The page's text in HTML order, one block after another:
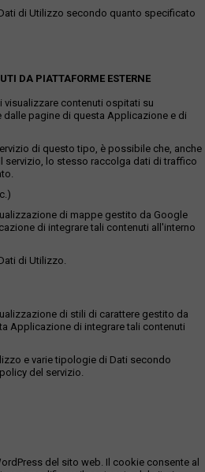
di Utilizzo secondo quanto specificato
DA PIATTAFORME ESTERNE
visualizzare contenuti ospitati su
pagine di questa Applicazione e di
di questo tipo, è possibile che, anche
servizio, lo stesso raccolga dati di traffico
di mappe gestito da Google
di integrare tali contenuti all'interno
di Utilizzo.
di stili di carattere gestito da
Applicazione di integrare tali contenuti
e varie tipologie di Dati secondo
del servizio.
del sito web. Il cookie consente al